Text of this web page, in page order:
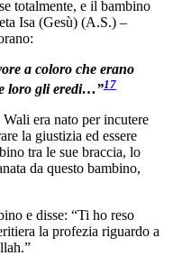
totalmente, e il bambino
Isa (Gesù) (A.S.) –
a coloro che erano
loro gli eredi…”17
era nato per incutere
la giustizia ed essere
tra le sue braccia, lo
da questo bambino,
e disse: “Ti ho reso
la profezia riguardo a